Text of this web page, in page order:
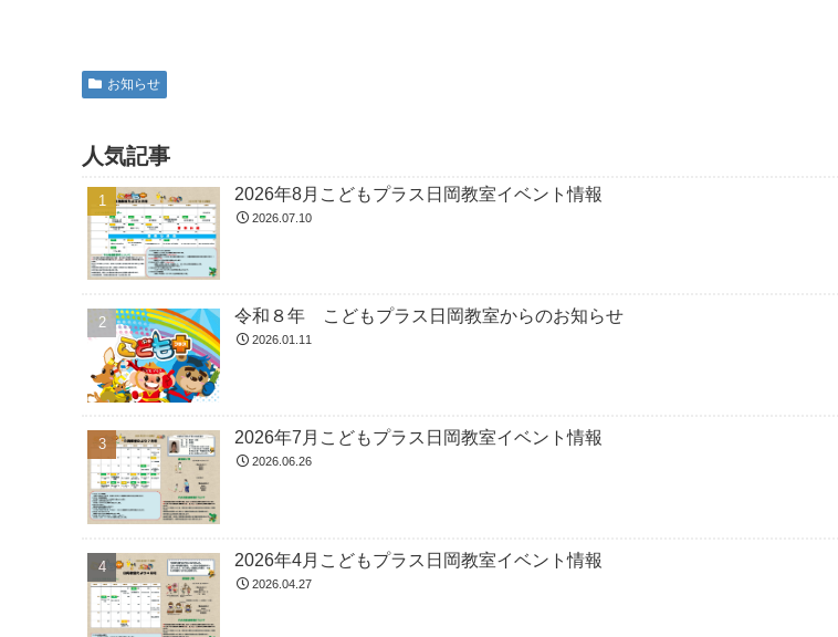
お知らせ
人気記事
2026年8月こどもプラス日岡教室イベント情報
2026.07.10
令和８年 こどもプラス日岡教室からのお知らせ
2026.01.11
2026年7月こどもプラス日岡教室イベント情報
2026.06.26
2026年4月こどもプラス日岡教室イベント情報
2026.04.27